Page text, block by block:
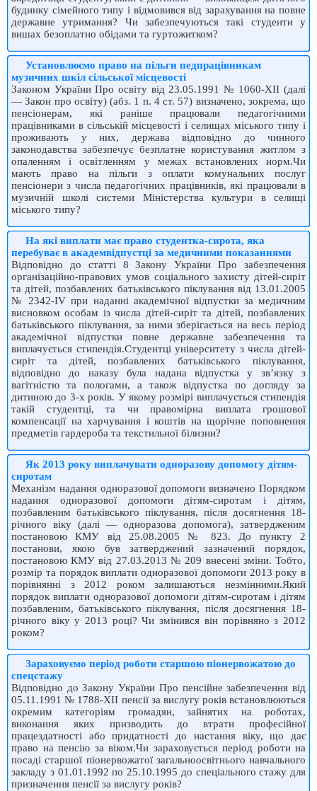
будинку сімейного типу і відмовився від зарахування на повне
державне утримання? Чи забезпечуються такі студенти у
вишах безоплатно обідами та гуртожитком?
Установлюємо право на пільги педпрацівникам
музичних шкіл сільської місцевості
Законом України Про освіту від 23.05.1991 № 1060-XII (далі
— Закон про освіту) (абз. 1 п. 4 ст. 57) визначено, зокрема, що
пенсіонерам, які раніше працювали педагогічними
працівниками в сільській місцевості і селищах міського типу і
проживають у них, держава відповідно до чинного
законодавства забезпечує безплатне користування житлом з
опаленням і освітленням у межах встановлених норм.Чи
мають право на пільги з оплати комунальних послуг
пенсіонери з числа педагогічних працівників, які працювали в
музичній школі системи Міністерства культури в селищі
міського типу?
На які виплати має право студентка-сирота, яка
перебуває в академвідпустці за медичними показаннями
Відповідно до статті 8 Закону України Про забезпечення
організаційно-правових умов соціального захисту дітей-сиріт
та дітей, позбавлених батьківського піклування від 13.01.2005
№ 2342-IV при наданні академічної відпустки за медичним
висновком особам із числа дітей-сиріт та дітей, позбавлених
батьківського піклування, за ними зберігається на весь період
академічної відпустки повне державне забезпечення та
виплачується стипендія.Студентці університету з числа дітей-
сиріт та дітей, позбавлених батьківського піклування,
відповідно до наказу була надана відпустка у зв’язку з
вагітністю та пологами, а також відпустка по догляду за
дитиною до 3-х років. У якому розмірі виплачується стипендія
такій студентці, та чи правомірна виплата грошової
компенсації на харчування і коштів на щорічне поповнення
предметів гардероба та текстильної білизни?
Як 2013 року виплачувати одноразову допомогу дітям-
сиротам
Механізм надання одноразової допомоги визначено Порядком
надання одноразової допомоги дітям-сиротам і дітям,
позбавленим батьківського піклування, після досягнення 18-
річного віку (далі — одноразова допомога), затвердженим
постановою КМУ від 25.08.2005 № 823. До пункту 2
постанови, якою був затверджений зазначений порядок,
постановою КМУ від 27.03.2013 № 209 внесені зміни. Тобто,
розмір та порядок виплати одноразової допомоги 2013 року в
порівнянні з 2012 роком залишаються незмінними.Який
порядок виплати одноразової допомоги дітям-сиротам і дітям
позбавленим, батьківського піклування, після досягнення 18-
річного віку у 2013 році? Чи змінився він порівняно з 2012
роком?
Зараховуємо період роботи старшою піонервожатою до
спецстажу
Відповідно до Закону України Про пенсійне забезпечення від
05.11.1991 № 1788-XII пенсії за вислугу років встановлюються
окремим категоріям громадян, зайнятих на роботах,
виконання яких призводить до втрати професійної
працездатності або придатності до настання віку, що дає
право на пенсію за віком.Чи зараховується період роботи на
посаді старшої піонервожатої загальноосвітнього навчального
закладу з 01.01.1992 по 25.10.1995 до спеціального стажу для
призначення пенсії за вислугу років?